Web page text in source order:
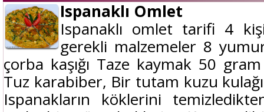
Ispanaklı Omlet
Ispanaklı omlet tarifi 4
gerekli malzemeler 8
çorba kaşığı Taze kaymak 50
Tuz karabiber, Bir tutam kuzu kulağı
Ispanakların köklerini